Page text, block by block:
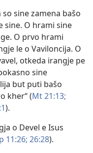
sine zamena bašo
sine. O hrami sine
O prvo hrami
le o Vaviloncija. O
otkeda irangje pe
sine
but puti bašo
kher“ (Mt 21:13;
).
o Devel e Isus
11:26; 26:28).